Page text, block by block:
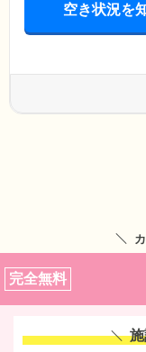
空き状況を
完全無料